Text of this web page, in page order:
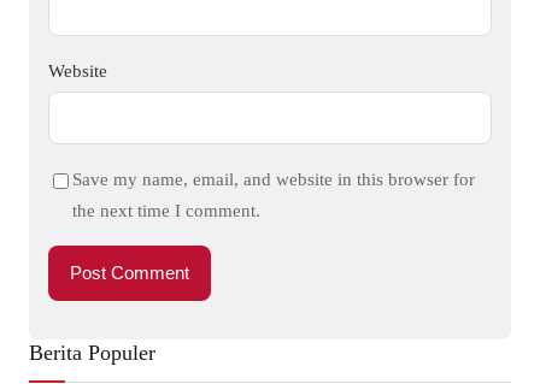
Website
Save my name, email, and website in this browser for
the next time I comment.
Berita Populer